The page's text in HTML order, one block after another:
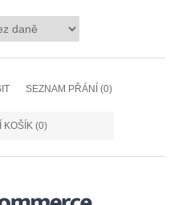
SEZNAM PŘÁNÍ (0)
KOŠÍK (0)